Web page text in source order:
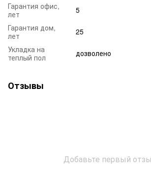
Гарантия офис,
лет
5
Гарантия дом,
лет
25
Укладка на
теплый пол
дозволено
Отзывы
Добавьте первый